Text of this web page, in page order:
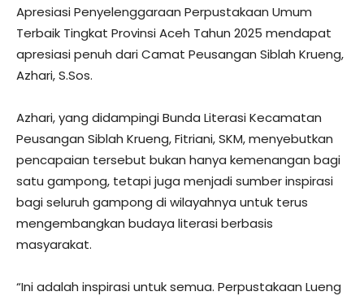
Apresiasi Penyelenggaraan Perpustakaan Umum
Terbaik Tingkat Provinsi Aceh Tahun 2025 mendapat
apresiasi penuh dari Camat Peusangan Siblah Krueng,
Azhari, S.Sos.
Azhari, yang didampingi Bunda Literasi Kecamatan
Peusangan Siblah Krueng, Fitriani, SKM, menyebutkan
pencapaian tersebut bukan hanya kemenangan bagi
satu gampong, tetapi juga menjadi sumber inspirasi
bagi seluruh gampong di wilayahnya untuk terus
mengembangkan budaya literasi berbasis
masyarakat.
“Ini adalah inspirasi untuk semua. Perpustakaan Lueng